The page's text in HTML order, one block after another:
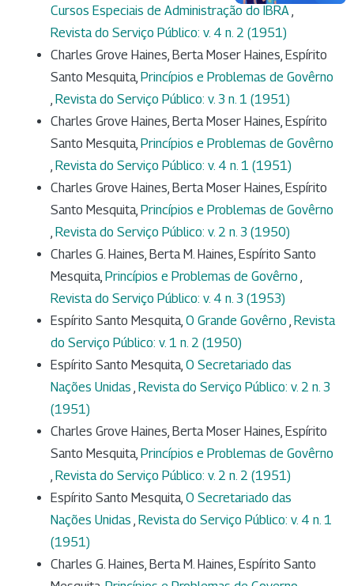
Cursos Especiais de Administração do IBRA
Revista do Serviço Público: v. 4 n. 2 (1951)
Charles Grove Haines, Berta Moser Haines, Espírito
Santo Mesquita, Princípios e Problemas de Govêrno
Revista do Serviço Público: v. 3 n. 1 (1951)
Charles Grove Haines, Berta Moser Haines, Espírito
Santo Mesquita, Princípios e Problemas de Govêrno
Revista do Serviço Público: v. 4 n. 1 (1951)
Charles Grove Haines, Berta Moser Haines, Espírito
Santo Mesquita, Princípios e Problemas de Govêrno
Revista do Serviço Público: v. 2 n. 3 (1950)
Charles G. Haines, Berta M. Haines, Espírito Santo
Mesquita, Princípios e Problemas de Govêrno
Revista do Serviço Público: v. 4 n. 3 (1953)
Espírito Santo Mesquita, O Grande Govêrno Revista
do Serviço Público: v. 1 n. 2 (1950)
Espírito Santo Mesquita, O Secretariado das
Nações Unidas Revista do Serviço Público: v. 2 n. 3
(1951)
Charles Grove Haines, Berta Moser Haines, Espírito
Santo Mesquita, Princípios e Problemas de Govêrno
Revista do Serviço Público: v. 2 n. 2 (1951)
Espírito Santo Mesquita, O Secretariado das
Nações Unidas Revista do Serviço Público: v. 4 n. 1
(1951)
Charles G. Haines, Berta M. Haines, Espírito Santo